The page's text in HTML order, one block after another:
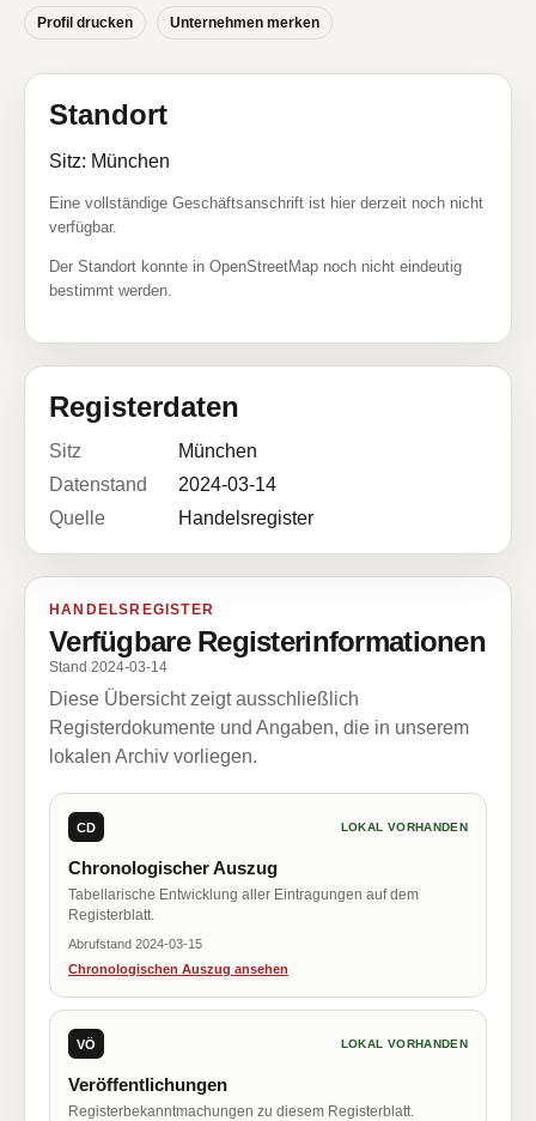
Profil drucken Unternehmen merken
Standort
Sitz: München
Eine vollständige Geschäftsanschrift ist hier derzeit noch nicht
verfügbar.
Der Standort konnte in OpenStreetMap noch nicht eindeutig
bestimmt werden.
Registerdaten
Sitz
München
Datenstand
2024-03-14
Quelle
Handelsregister
HANDELSREGISTER
Verfügbare Registerinformationen
Stand 2024-03-14
Diese Übersicht zeigt ausschließlich
Registerdokumente und Angaben, die in unserem
lokalen Archiv vorliegen.
CD LOKAL VORHANDEN
Chronologischer Auszug
Tabellarische Entwicklung aller Eintragungen auf dem
Registerblatt.
Abrufstand 2024-03-15
Chronologischen Auszug ansehen
VÖ LOKAL VORHANDEN
Veröffentlichungen
Registerbekanntmachungen zu diesem Registerblatt.